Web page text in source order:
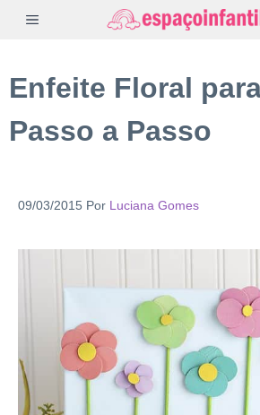
Pular
conteúdo
MENU
Enfeite Floral
Passo a Passo
09/03/2015 Por Luciana Gomes